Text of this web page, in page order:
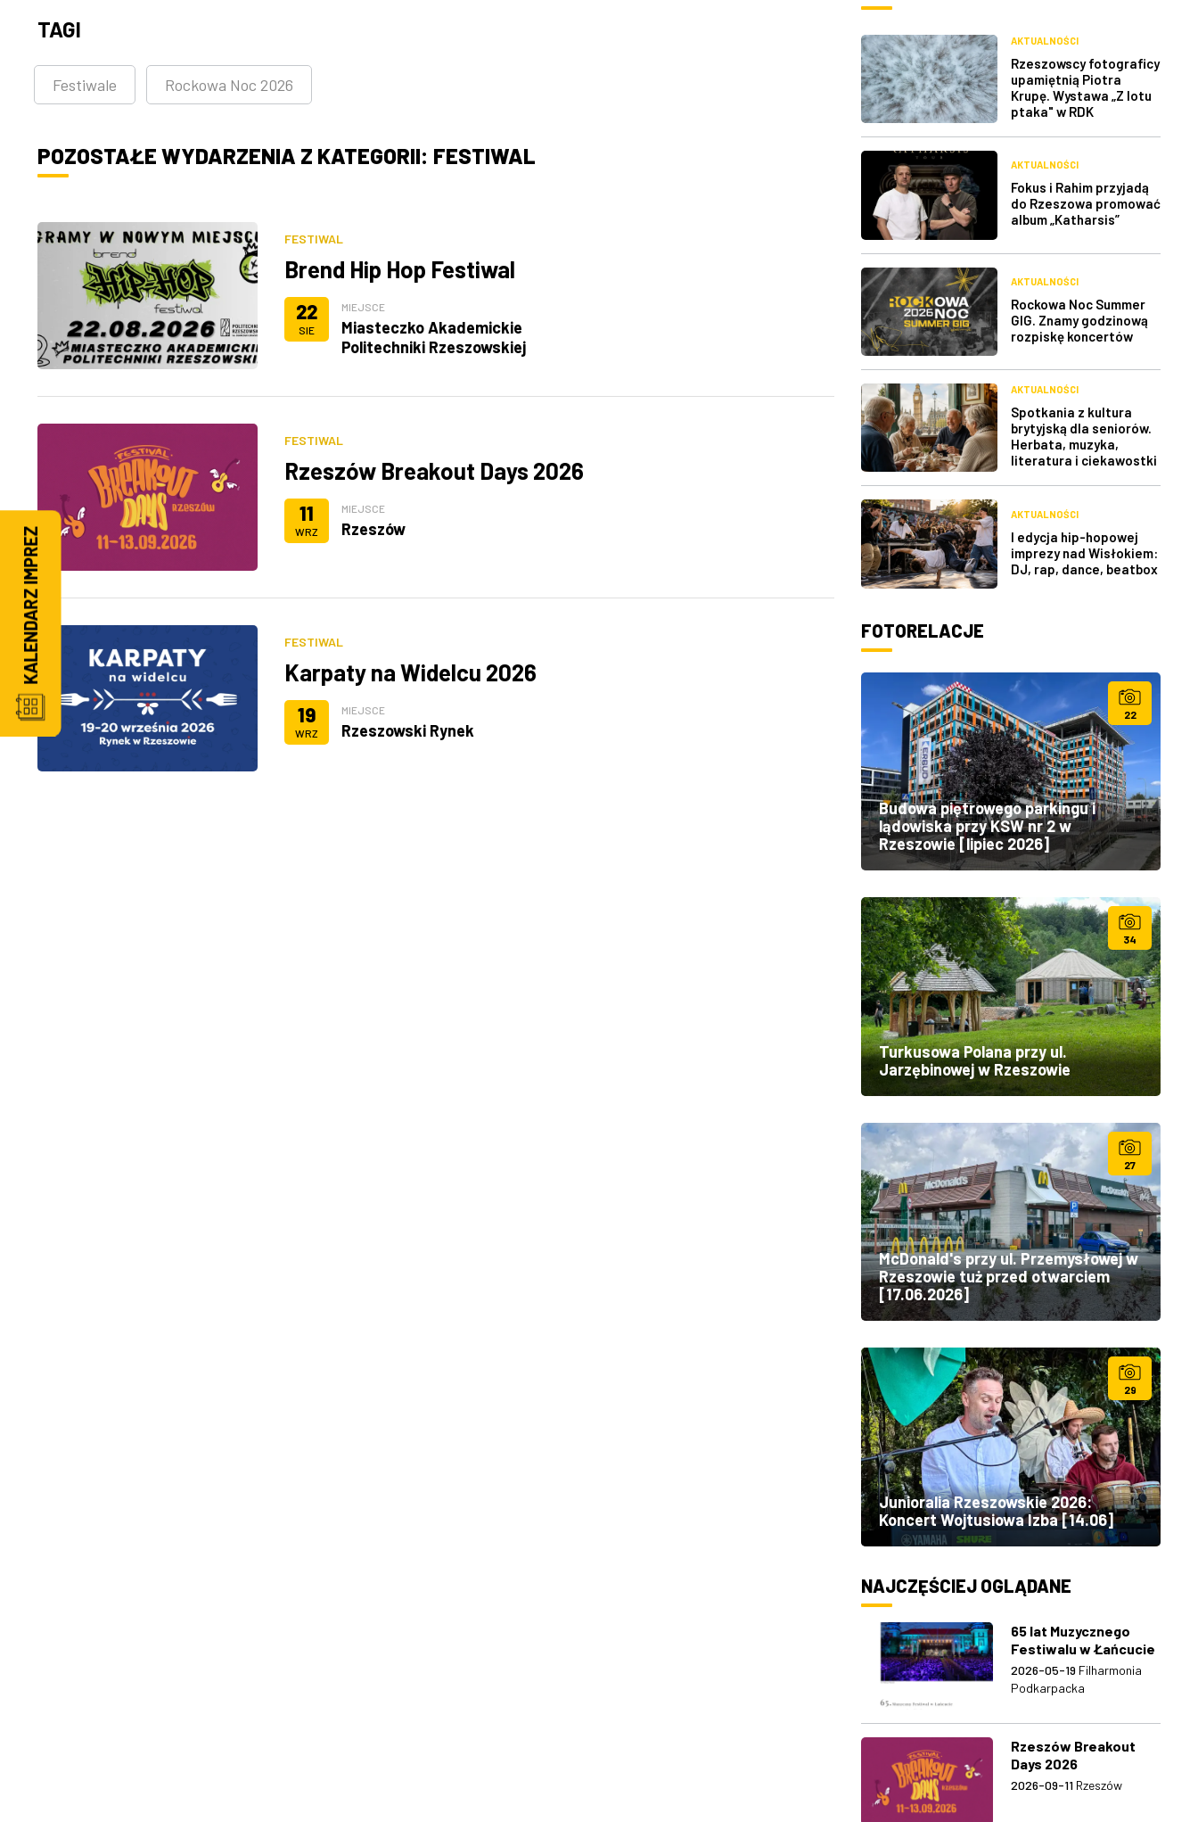
TAGI
Festiwale Rockowa Noc 2026
POZOSTAŁE WYDARZENIA Z KATEGORII: FESTIWAL
FESTIWAL
Brend Hip Hop Festiwal
22
SIE
MIEJSCE
Miasteczko Akademickie
Politechniki Rzeszowskiej
FESTIWAL
Rzeszów Breakout Days 2026
11
WRZ
MIEJSCE
Rzeszów
FESTIWAL
Karpaty na Widelcu 2026
19
WRZ
MIEJSCE
Rzeszowski Rynek
AKTUALNOŚCI
Rzeszowscy fotograficy
upamiętnią Piotra
Krupę. Wystawa „Z lotu
ptaka" w RDK
AKTUALNOŚCI
Fokus i Rahim przyjadą
do Rzeszowa promować
album „Katharsis”
AKTUALNOŚCI
Rockowa Noc Summer
GIG. Znamy godzinową
rozpiskę koncertów
AKTUALNOŚCI
Spotkania z kultura
brytyjską dla seniorów.
Herbata, muzyka,
literatura i ciekawostki
AKTUALNOŚCI
I edycja hip-hopowej
imprezy nad Wisłokiem:
DJ, rap, dance, beatbox
FOTORELACJE
22
Budowa piętrowego parkingu i
lądowiska przy KSW nr 2 w
Rzeszowie [lipiec 2026]
34
Turkusowa Polana przy ul.
Jarzębinowej w Rzeszowie
27
McDonald's przy ul. Przemysłowej w
Rzeszowie tuż przed otwarciem
[17.06.2026]
29
Junioralia Rzeszowskie 2026:
Koncert Wojtusiowa Izba [14.06]
NAJCZĘŚCIEJ OGLĄDANE
65 lat Muzycznego
Festiwalu w Łańcucie
2026-05-19 Filharmonia
Podkarpacka
Rzeszów Breakout
Days 2026
2026-09-11 Rzeszów
KALENDARZ IMPREZ